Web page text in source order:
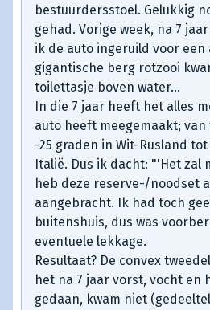
bestuurdersstoel. Gelukkig
gehad. Vorige week, na 7
ik de auto ingeruild voor een
gigantische berg rotzooi
toilettasje boven water...
In die 7 jaar heeft het alles
auto heeft meegemaakt;
-25 graden in Wit-Rusland
Italië. Dus ik dacht: "'Het zal
heb deze reserve-/noodset
aangebracht. Ik had toch
buitenshuis, dus was
eventuele lekkage.
Resultaat? De convex
het na 7 jaar vorst, vocht en
gedaan, kwam niet